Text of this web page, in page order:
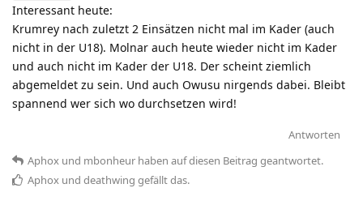
Interessant heute:
Krumrey nach zuletzt 2 Einsätzen nicht mal im Kader (auch
nicht in der U18). Molnar auch heute wieder nicht im Kader
und auch nicht im Kader der U18. Der scheint ziemlich
abgemeldet zu sein. Und auch Owusu nirgends dabei. Bleibt
spannend wer sich wo durchsetzen wird!
Antworten
Aphox und mbonheur haben auf diesen Beitrag geantwortet.
Aphox und deathwing gefällt das.